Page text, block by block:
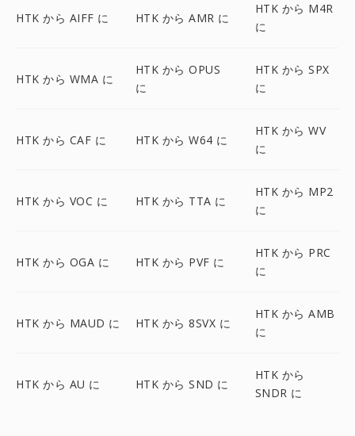
HTK から AIFF に HTK から AMR に
HTK から M4R
に
HTK から WMA に
HTK から OPUS
に
HTK から SPX
に
HTK から CAF に HTK から W64 に
HTK から WV
に
HTK から VOC に HTK から TTA に
HTK から MP2
に
HTK から OGA に HTK から PVF に
HTK から PRC
に
HTK から MAUD に HTK から 8SVX に
HTK から AMB
に
HTK から AU に HTK から SND に
HTK から
SNDR に